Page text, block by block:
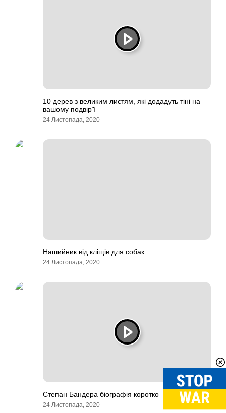
10 дерев з великим листям, які додадуть тіні на
вашому подвір’ї
24 Листопада, 2020
Нашийник від кліщів для собак
24 Листопада, 2020
Степан Бандера біографія коротко
24 Листопада, 2020